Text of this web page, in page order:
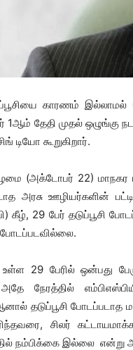
காரணம்
தேதி முதல் ஒழுங்கு
டியோ கூறுகிறார்.
(அக்டோபர் 22) மாநகர
அரசு ஊழியர்களின்
கீழ், 29 பேர் தடுப்பூசி
போடப்படவில்லை.
உள்ள 29 பேரில் ஒன்பது
நேரத்தில்
தடுப்பூசி
சிலர்
நம்பிக்கை இல்லை என்று